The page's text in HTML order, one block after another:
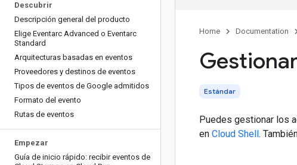
Descubrir
Descripción general del producto
Elige Eventarc Advanced o Eventarc
Standard
Arquitecturas basadas en eventos
Proveedores y destinos de eventos
Tipos de eventos de Google admitidos
Formato del evento
Rutas de eventos
Empezar
Guía de inicio rápido: recibir eventos de
Home Documentation
Estándar
Puedes gestionar los
en Cloud Shell.